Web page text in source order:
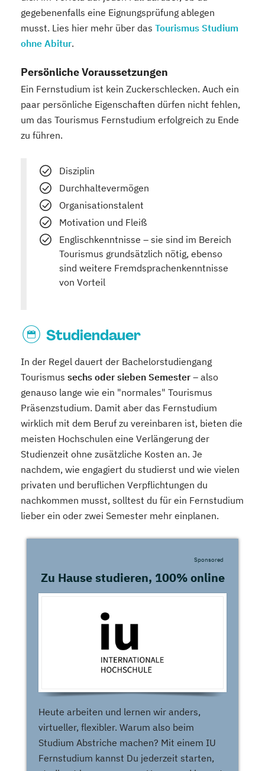
gegebenenfalls eine Eignungsprüfung ablegen
musst. Lies hier mehr über das Tourismus Studium
ohne Abitur.
Persönliche Voraussetzungen
Ein Fernstudium ist kein Zuckerschlecken. Auch ein
paar persönliche Eigenschaften dürfen nicht fehlen,
um das Tourismus Fernstudium erfolgreich zu Ende
zu führen.
Disziplin
Durchhaltevermögen
Organisationstalent
Motivation und Fleiß
Englischkenntnisse – sie sind im Bereich
Tourismus grundsätzlich nötig, ebenso
sind weitere Fremdsprachenkenntnisse
von Vorteil
Studiendauer
In der Regel dauert der Bachelorstudiengang
Tourismus sechs oder sieben Semester – also
genauso lange wie ein "normales" Tourismus
Präsenzstudium. Damit aber das Fernstudium
wirklich mit dem Beruf zu vereinbaren ist, bieten die
meisten Hochschulen eine Verlängerung der
Studienzeit ohne zusätzliche Kosten an. Je
nachdem, wie engagiert du studierst und wie vielen
privaten und beruflichen Verpflichtungen du
nachkommen musst, solltest du für ein Fernstudium
lieber ein oder zwei Semester mehr einplanen.
Zu Hause studieren, 100% online
Sponsored
Heute arbeiten und lernen wir anders,
virtueller, flexibler. Warum also beim
Studium Abstriche machen? Mit einem IU
Fernstudium kannst Du jederzeit starten,